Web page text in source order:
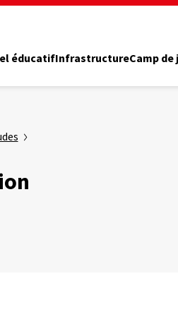
éducatifInfrastructureCamp de